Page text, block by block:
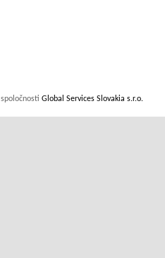
spoločnosti Global Services Slovakia s.r.o.